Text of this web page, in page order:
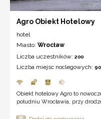
Agro Obiekt Hotelowy
hotel
Miasto: Wrocław
Liczba uczestników: 200
Liczba miejsc noclegowych: 90
Obiekt hotelowy Agro to
południu Wrocławia, przy